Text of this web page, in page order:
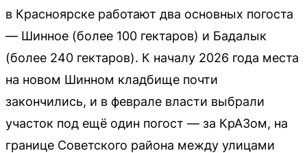
в Красноярске работают два основных погоста
— Шинное (более 100 гектаров) и Бадалык
(более 240 гектаров). К началу 2026 года места
на новом Шинном кладбище почти
закончились, и в феврале власти выбрали
участок под ещё один погост — за КрАЗом, на
границе Советского района между улицами